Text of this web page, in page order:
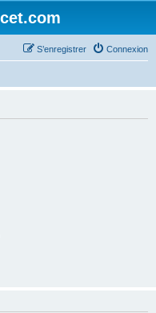
Connexion
S’enregistrer